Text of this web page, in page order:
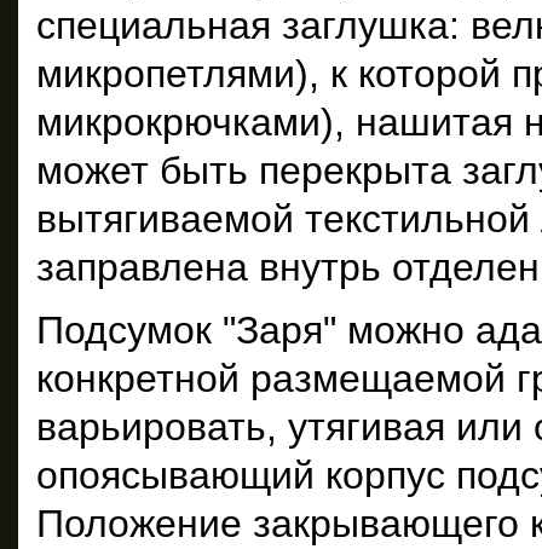
специальная заглушка:
микропетлями), к которой
микрокрючками), нашитая
может быть перекрыта
вытягиваемой
заправлена внутрь
Подсумок "Заря" можно
конкретной размещаемой
варьировать, утягивая
опоясывающий корпус
Положение закрывающего